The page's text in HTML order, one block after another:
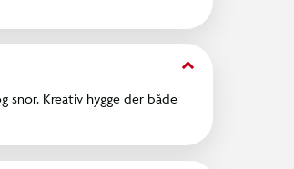
keyboard_arrow_down
snor. Kreativ hygge der både